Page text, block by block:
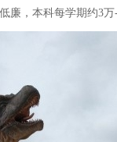
，本科每学期约3